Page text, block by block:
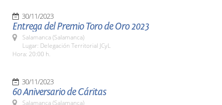
30/11/2023
Entrega del Premio Toro de Oro 2023
Salamanca (Salamanca)
Lugar: Delegación Territorial JCyL
Hora: 20:00 h.
30/11/2023
60 Aniversario de Cáritas
Salamanca (Salamanca)